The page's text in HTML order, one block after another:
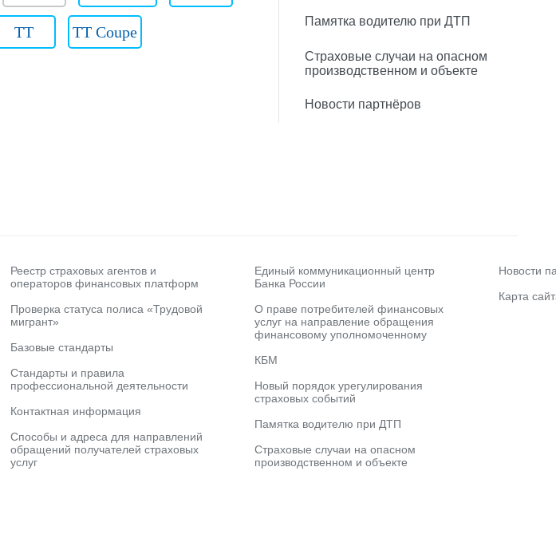
TT TT Coupe
Памятка водителю при ДТП
Страховые случаи на опасном
производственном и объекте
Новости партнёров
Реестр страховых агентов и
операторов финансовых платформ
Проверка статуса полиса «Трудовой
мигрант»
Базовые стандарты
Стандарты и правила
профессиональной деятельности
Контактная информация
Способы и адреса для направлений
обращений получателей страховых
услуг
Единый коммуникационный центр
Банка России
О праве потребителей финансовых
услуг на направление обращения
финансовому уполномоченному
КБМ
Новый порядок урегулирования
страховых событий
Памятка водителю при ДТП
Страховые случаи на опасном
производственном и объекте
Новости
Карта